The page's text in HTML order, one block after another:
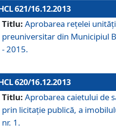
621/16.12.2013
Titlu: Aprobarea reţelei
preuniversitar din Municipiul
- 2015.
620/16.12.2013
Titlu: Aprobarea caietului de
prin licitaţie publică, a
nr. 1.